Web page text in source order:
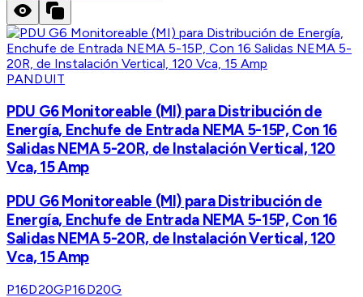
PANDUIT
PDU G6 Monitoreable (MI) para Distribución de
Energía, Enchufe de Entrada NEMA 5-15P, Con 16
Salidas NEMA 5-20R, de Instalación Vertical, 120
Vca, 15 Amp
PDU G6 Monitoreable (MI) para Distribución de
Energía, Enchufe de Entrada NEMA 5-15P, Con 16
Salidas NEMA 5-20R, de Instalación Vertical, 120
Vca, 15 Amp
P16D20GP16D20G